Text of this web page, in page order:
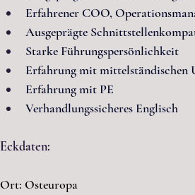
Erfahrener COO,
Ausgeprägte
Starke Führungspersönlichkeit
Erfahrung mit mittelständischen
Erfahrung mit PE
Verhandlungssicheres Englisch
Eckdaten:
Ort: Osteuropa